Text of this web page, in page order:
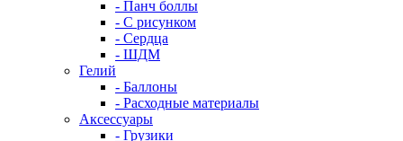
- Панч боллы
- С рисунком
- Сердца
- ШДМ
Гелий
- Баллоны
- Расходные материалы
Аксессуары
- Грузики